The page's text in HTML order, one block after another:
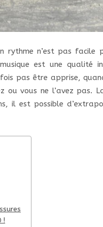
rythme n’est pas facile
est une qualité
pas être apprise,
vous ne l’avez pas.
il est possible
!